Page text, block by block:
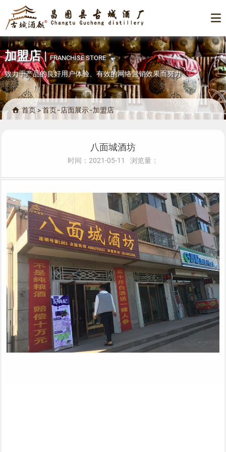

加盟店|FRANCHISE STORE
致力于产品的良好用户体验、有效的网络营销效果而努力
 首页>首页−店面展示−加盟店
八面城酒坊
时间：2021-05-11 浏览量：